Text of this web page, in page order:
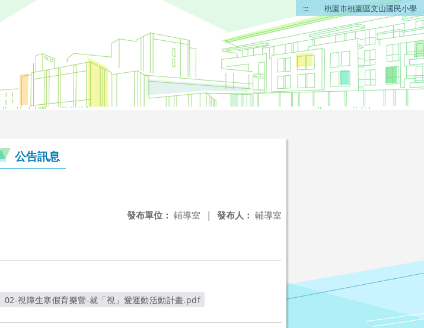
::: 桃園市桃園區文山國民小學
公告訊息
發布人： 輔導室
發布單位： 輔導室 |
02-視障生寒假育樂營-就「視」愛運動活動計畫.pdf